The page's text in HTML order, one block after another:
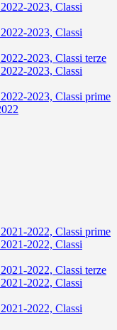
2023, Classi
2023, Classi
2023, Classi terze
2023, Classi
2023, Classi prime
2022, Classi prime
2022, Classi
2022, Classi terze
2022, Classi
2022, Classi